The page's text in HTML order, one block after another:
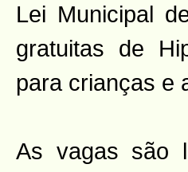
Lei Municipal
gratuitas de
para crianças e
As vagas são